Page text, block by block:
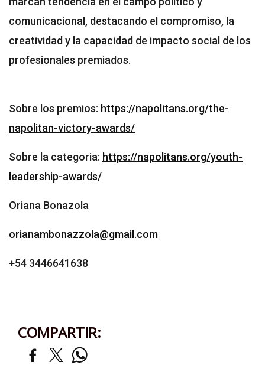
comunicacional, destacando el compromiso, la
creatividad y la capacidad de impacto social de los
profesionales premiados.
Sobre los premios: https://napolitans.org/the-
napolitan-victory-awards/
Sobre la categoria: https://napolitans.org/youth-
leadership-awards/
Oriana Bonazola
orianambonazzola@gmail.com
+54 3446641638
COMPARTIR: